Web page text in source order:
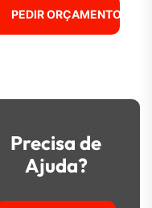
PEDIR ORÇAMENTO
Precisa de
Ajuda?